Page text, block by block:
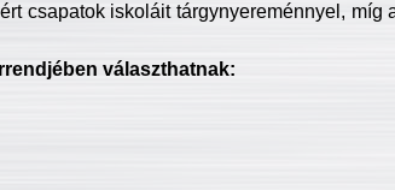
csapatok iskoláit tárgynyereménnyel, míg
választhatnak: